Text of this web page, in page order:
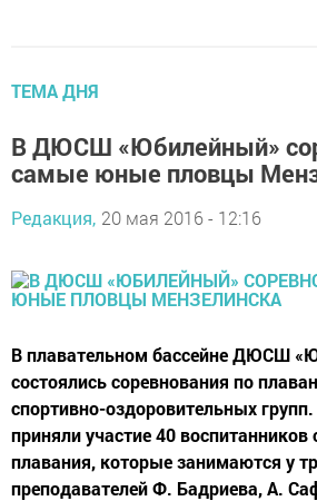
ТЕМА ДНЯ
В ДЮСШ «Юбилейный»
самые юные пловцы
Редакция, 20 мая 2016 - 12:16
В плавательном бассейне ДЮСШ
состоялись соревнования по
спортивно-оздоровительных
приняли участие 40 воспитанников
плавания, которые занимаются у
преподавателей Ф. Бадриева, А.